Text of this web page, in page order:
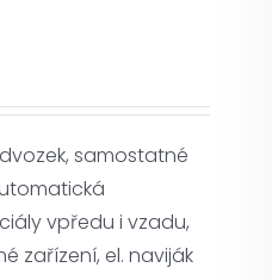
samostatné
vpředu i vzadu,
zařízení, el. naviják